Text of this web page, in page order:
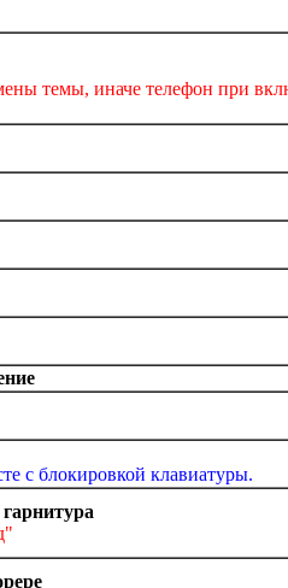
темы, иначе телефон при
с блокировкой клавиатуры.